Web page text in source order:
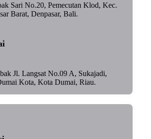
Sari No.20, Pemecutan Klod, Kec.
Barat, Denpasar, Bali.
Jl. Langsat No.09 A, Sukajadi,
Kota, Kota Dumai, Riau.